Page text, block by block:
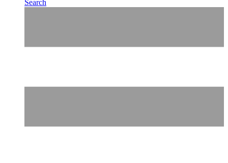
Search